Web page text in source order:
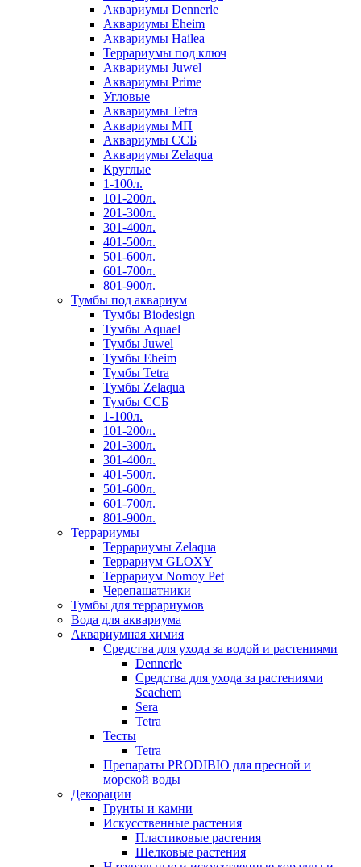
Аквариумы Dennerle
Аквариумы Eheim
Аквариумы Hailea
Террариумы под ключ
Аквариумы Juwel
Аквариумы Prime
Угловые
Аквариумы Tetra
Аквариумы МП
Аквариумы ССБ
Аквариумы Zelaqua
Круглые
1-100л.
101-200л.
201-300л.
301-400л.
401-500л.
501-600л.
601-700л.
801-900л.
Тумбы под аквариум
Тумбы Biodesign
Тумбы Aquael
Тумбы Juwel
Тумбы Eheim
Тумбы Tetra
Тумбы Zelaqua
Тумбы ССБ
1-100л.
101-200л.
201-300л.
301-400л.
401-500л.
501-600л.
601-700л.
801-900л.
Террариумы
Террариумы Zelaqua
Террариум GLOXY
Террариум Nomoy Pet
Черепашатники
Тумбы для террариумов
Вода для аквариума
Аквариумная химия
Средства для ухода за водой и растениями
Dennerle
Средства для ухода за растениями
Seachem
Sera
Tetra
Тесты
Tetra
Препараты PRODIBIO для пресной и
морской воды
Декорации
Грунты и камни
Искусственные растения
Пластиковые растения
Шелковые растения